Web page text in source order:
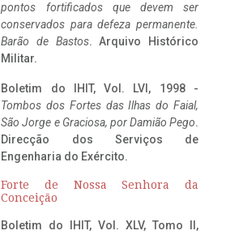
pontos fortificados que devem ser
conservados para defeza permanente.
Barão de Bastos. Arquivo Histórico
Militar.
Boletim do IHIT, Vol. LVI, 1998 -
Tombos dos Fortes das Ilhas do Faial,
São Jorge e Graciosa, por Damião Pego.
Direcção dos Serviços de
Engenharia do Exército.
Forte de Nossa Senhora da
Conceição
Boletim do IHIT, Vol. XLV, Tomo II,